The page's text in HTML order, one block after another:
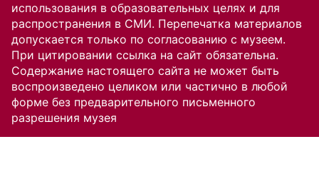
использования в образовательных целях и для
распространения в СМИ. Перепечатка материалов
допускается только по согласованию с музеем.
При цитировании ссылка на сайт обязательна.
Содержание настоящего сайта не может быть
воспроизведено целиком или частично в любой
форме без предварительного письменного
разрешения музея